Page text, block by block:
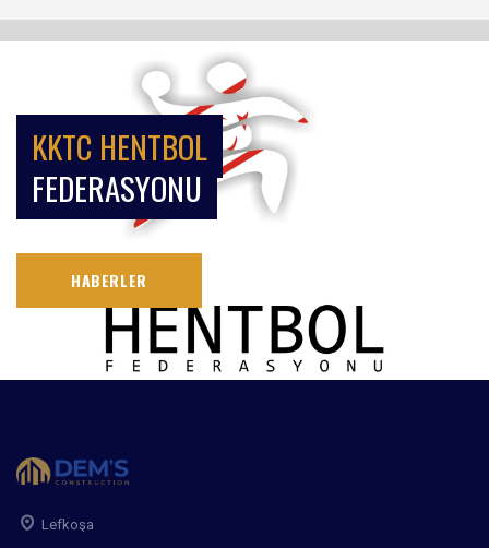
KKTC HENTBOL
FEDERASYONU
HABERLER
Lefkoşa